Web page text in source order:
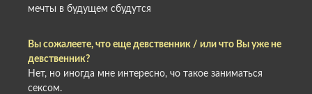
мечты в будущем сбудутся
Вы сожалеете, что еще девственник / или что Вы уже не
девственник?
Нет, но иногда мне интересно, чо такое заниматься
сексом.